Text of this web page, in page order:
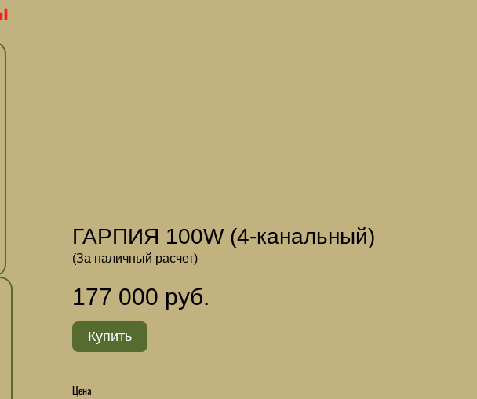
ГАРПИЯ 100W (4-канальный)
(За наличный расчет)
177 000 руб.
Купить
Цена